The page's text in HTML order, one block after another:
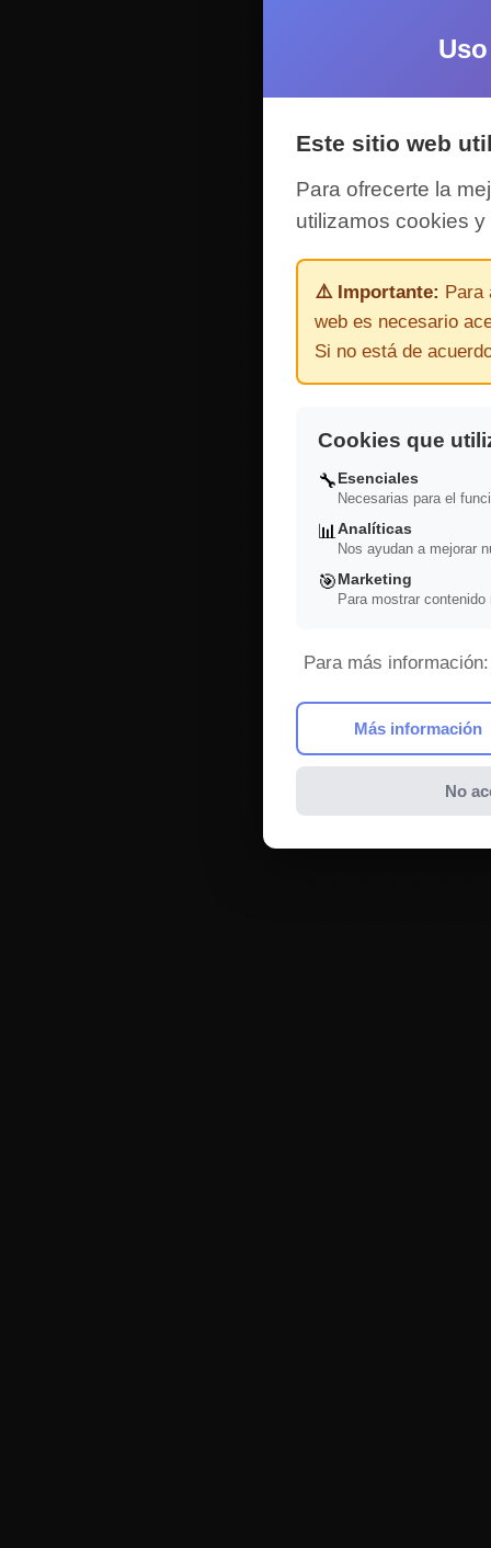
Este sitio web
Para ofrecerte la
utilizamos cookies
⚠️ Importante: Para
web es necesario
Si no está de
Cookies que
🔧Esenciales
Necesarias para el
📊 Analíticas
Nos ayudan a mejorar
🎯Marketing
Para mostrar contenido
Para más